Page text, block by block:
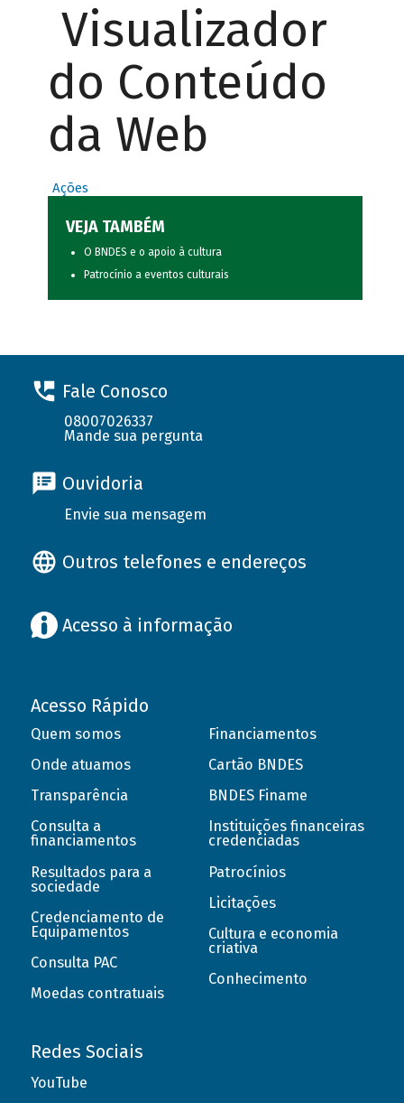
Visualizador
do Conteúdo
da Web
Ações
VEJA TAMBÉM
O BNDES e o apoio à cultura
Patrocínio a eventos culturais
Fale Conosco
08007026337
Mande sua pergunta
Ouvidoria
Envie sua mensagem
Outros telefones e endereços
Acesso à informação
Acesso Rápido
Quem somos
Onde atuamos
Transparência
Consulta a
financiamentos
Resultados para a
sociedade
Credenciamento de
Equipamentos
Consulta PAC
Moedas contratuais
Financiamentos
Cartão BNDES
BNDES Finame
Instituições financeiras
credenciadas
Patrocínios
Licitações
Cultura e economia
criativa
Conhecimento
Redes Sociais
YouTube